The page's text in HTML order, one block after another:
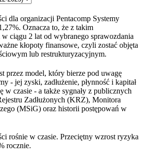
dla organizacji Pentacomp Systemy
Oznacza to, że z takim
ciągu 2 lat od wybranego sprawozdania
kłopoty finansowe, czyli zostać objęta
lub restrukturyzacyjnym.
przez model, który bierze pod uwagę
- jej zyski, zadłużenie, płynność i kapitał
w czasie - a także sygnały z publicznych
Zadłużonych (KRZ), Monitora
(MSiG) oraz historii postępowań w
rośnie w czasie. Przeciętny wzrost ryzyka
rocznie.